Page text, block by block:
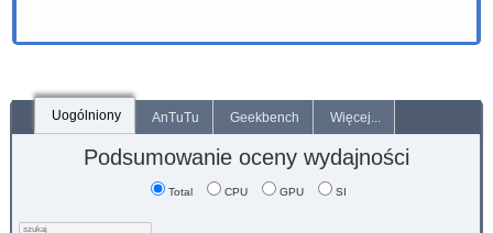
Uogólniony AnTuTu Geekbench Więcej...
Podsumowanie oceny wydajności
Total CPU GPU SI